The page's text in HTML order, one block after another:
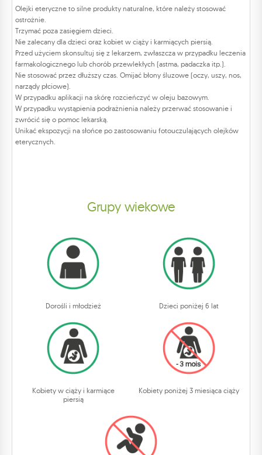
Olejki eteryczne to silne produkty naturalne, które należy stosować
ostrożnie.
Trzymać poza zasięgiem dzieci.
Nie zalecany dla dzieci oraz kobiet w ciąży i karmiących piersią.
Przed użyciem skonsultuj się z lekarzem, zwłaszcza w przypadku leczenia
farmakologicznego lub chorób przewlekłych (astma, padaczka itp.).
Nie stosować przez dłuższy czas. Omijać błony śluzowe (oczy, uszy, nos,
narządy płciowe).
W przypadku aplikacji na skórę rozcieńczyć w oleju bazowym.
W przypadku wystąpienia podrażnienia należy przerwać stosowanie i
zwrócić się o pomoc lekarską.
Unikać ekspozycji na słońce po zastosowaniu fotouczulających olejków
eterycznych.
Grupy wiekowe
Dorośli i młodzież Dzieci poniżej 6 lat
Kobiety w ciąży i karmiące
piersią
Kobiety poniżej 3 miesiąca ciąży